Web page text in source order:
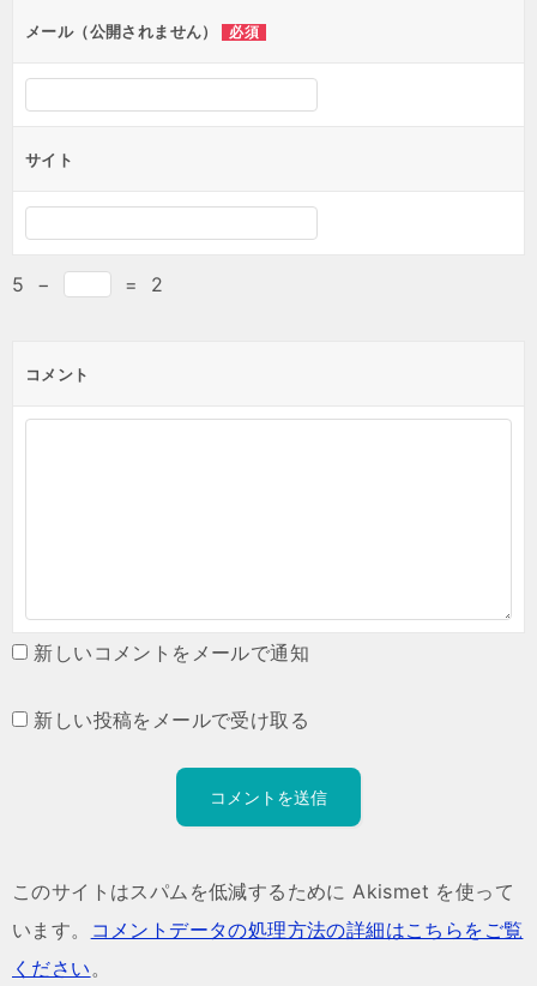
メール（公開されません） 必須
サイト
5 − = 2
コメント
新しいコメントをメールで通知
新しい投稿をメールで受け取る
このサイトはスパムを低減するために Akismet を使って
います。
コメントデータの処理方法の詳細はこちらをご覧
ください。